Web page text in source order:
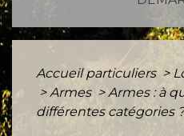
Accueil particuliers >
> Armes > Armes : à
différentes catégories ?